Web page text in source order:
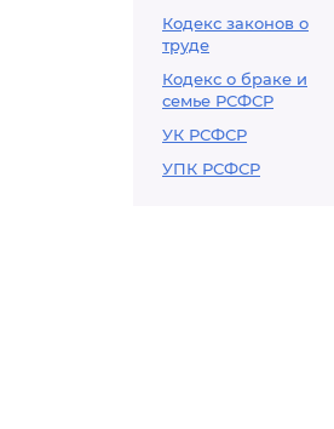
Кодекс законов о
труде
Кодекс о браке и
семье РСФСР
УК РСФСР
УПК РСФСР